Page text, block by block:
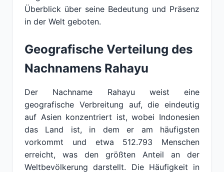
Überblick über seine Bedeutung und Präsenz
in der Welt geboten.
Geografische Verteilung des
Nachnamens Rahayu
Der Nachname Rahayu weist eine
geografische Verbreitung auf, die eindeutig
auf Asien konzentriert ist, wobei Indonesien
das Land ist, in dem er am häufigsten
vorkommt und etwa 512.793 Menschen
erreicht, was den größten Anteil an der
Weltbevölkerung darstellt. Die Häufigkeit in